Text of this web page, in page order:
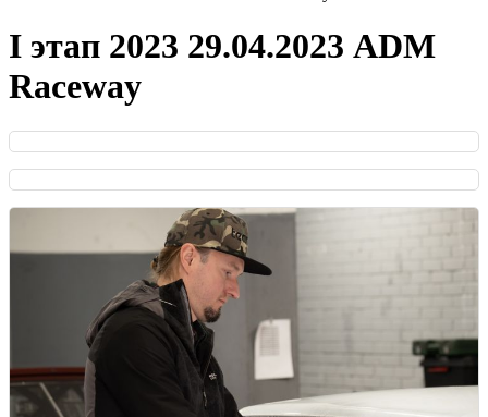
I этап 2023 29.04.2023 ADM
Raceway